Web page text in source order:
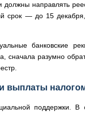
направлять
срок — до 15
банковские
разумно
выплаты
поддержки.